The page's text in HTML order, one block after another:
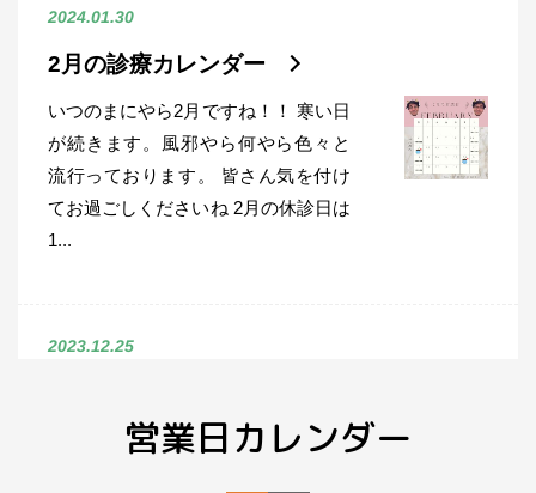
2024.01.30
2月の診療カレンダー
いつのまにやら2月ですね！！ 寒い日
が続きます。風邪やら何やら色々と
流行っております。 皆さん気を付け
てお過ごしくださいね 2月の休診日は
1...
2023.12.25
営業日カレンダー